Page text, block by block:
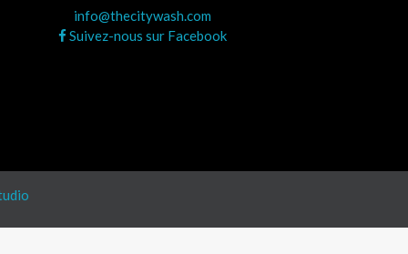
info@thecitywash.com
Suivez-nous sur Facebook